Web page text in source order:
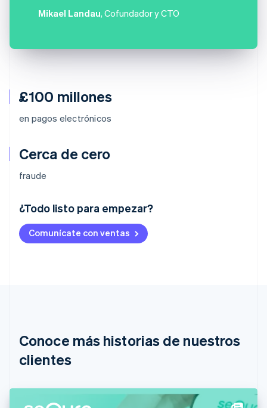
£100 millones
en pagos electrónicos
Cerca de cero
fraude
¿Todo listo para empezar?
Comunícate con ventas
Mikael Landau, Cofundador y CTO
Conoce más historias de nuestros
clientes
Alemania
DeutschEnglish
Australia
Bulgaria
English
Canadá
China continental
简体中文